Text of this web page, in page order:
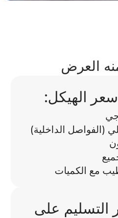
العرض
الهيكل:
(الفواصل الداخلية)
مع الكميات
على